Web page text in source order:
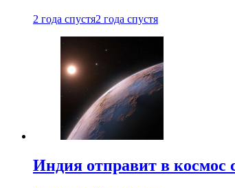
2 года спустя2 года спустя
Индия отправит в космос